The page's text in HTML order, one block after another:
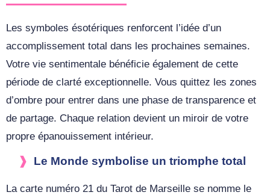
Les symboles ésotériques renforcent l’idée d’un
accomplissement total dans les prochaines semaines.
Votre vie sentimentale bénéficie également de cette
période de clarté exceptionnelle. Vous quittez les zones
d’ombre pour entrer dans une phase de transparence et
de partage. Chaque relation devient un miroir de votre
propre épanouissement intérieur.
Le Monde symbolise un triomphe total
La carte numéro 21 du Tarot de Marseille se nomme le